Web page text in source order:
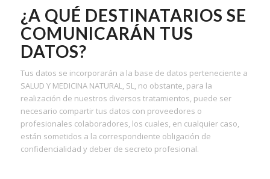
¿A QUÉ DESTINATARIOS SE
COMUNICARÁN TUS
DATOS?
Tus datos se incorporarán a la base de datos perteneciente a
SALUD Y MEDICINA NATURAL, SL, no obstante, para la
realización de nuestros diversos tratamientos, puede ser
necesario compartir tus datos con proveedores o
profesionales colaboradores, los cuales, en cualquier caso,
están sometidos a la correspondiente obligación de
confidencialidad y deber de secreto profesional.